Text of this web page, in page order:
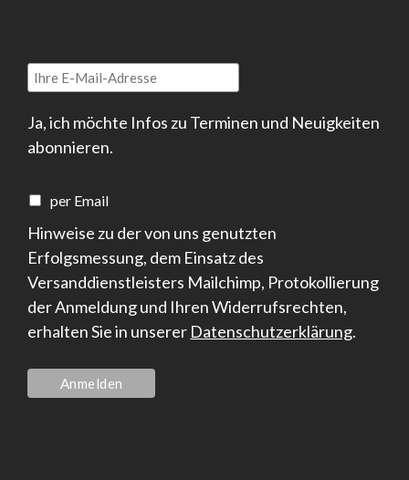
Ja, ich möchte Infos zu Terminen und Neuigkeiten
abonnieren.
per Email
Hinweise zu der von uns genutzten
Erfolgsmessung, dem Einsatz des
Versanddienstleisters Mailchimp, Protokollierung
der Anmeldung und Ihren Widerrufsrechten,
erhalten Sie in unserer Datenschutzerklärung.